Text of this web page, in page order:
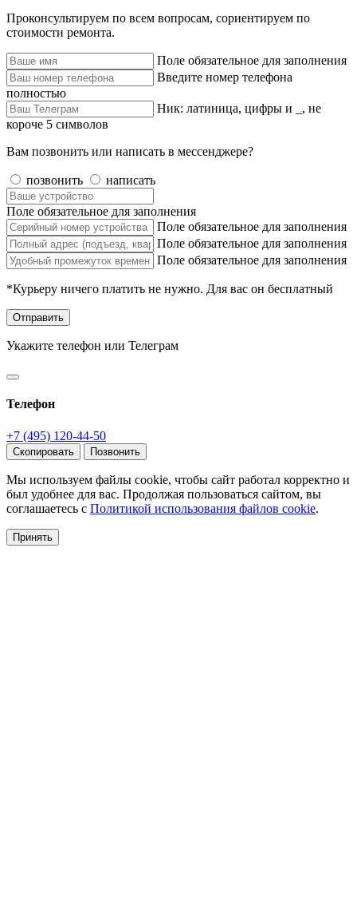
Проконсультируем по всем вопросам, сориентируем по
стоимости ремонта.
Поле обязательное для заполнения
Введите номер телефона
полностью
Ник: латиница, цифры и _, не
короче 5 символов
Вам позвонить или написать в мессенджере?
позвонить написать
Поле обязательное для заполнения
Поле обязательное для заполнения
Поле обязательное для заполнения
Поле обязательное для заполнения
*Курьеру ничего платить не нужно. Для вас он бесплатный
Отправить
Укажите телефон или Телеграм
Телефон
+7 (495) 120-44-50
Скопировать Позвонить
Мы используем файлы cookie, чтобы сайт работал корректно и
был удобнее для вас. Продолжая пользоваться сайтом, вы
соглашаетесь с Политикой использования файлов cookie.
Принять